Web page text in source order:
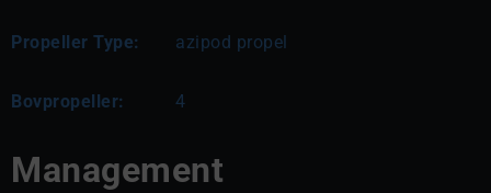
Propeller Type: azipod propel
Bovpropeller: 4
Management